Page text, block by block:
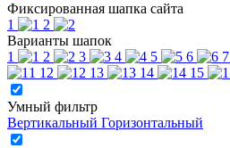
Фиксированная шапка сайта
1
2
Варианты шапок
1
2 3 4 5 6 7
12
13 14 15
Умный фильтр
Вертикальный Горизонтальный